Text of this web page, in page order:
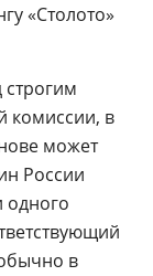
«Столото»
комиссии, в
может
России
одного
в